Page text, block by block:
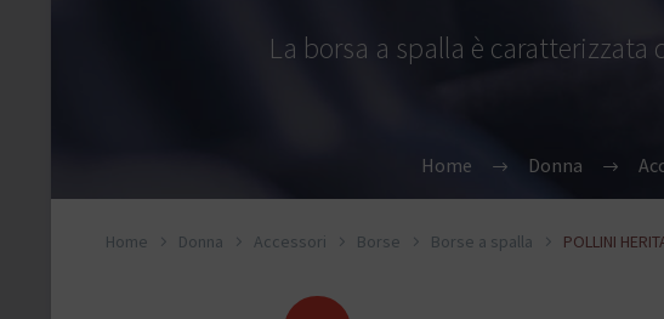
La borsa a spalla è
Home Donna
Home Donna Accessori Borse Borse a spalla POLLINI